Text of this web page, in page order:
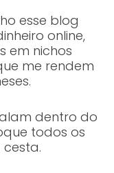
esse blog
online,
em nichos
me rendem
dentro do
todos os